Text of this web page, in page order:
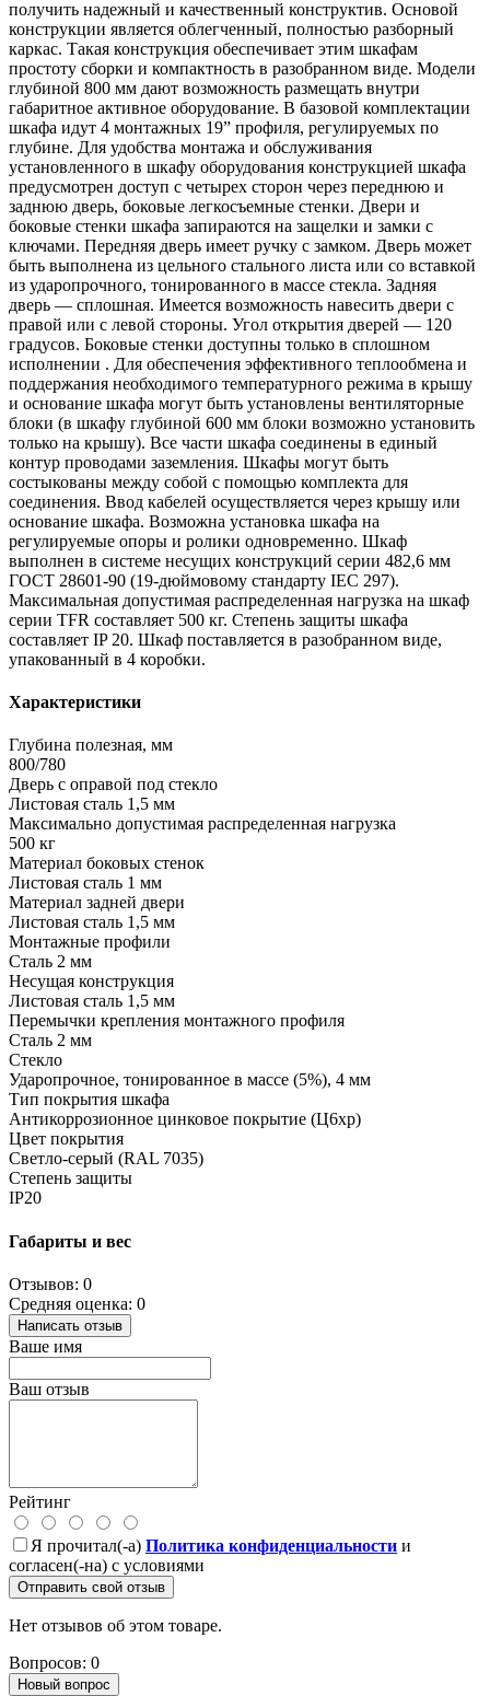
получить надежный и качественный конструктив. Основой
конструкции является облегченный, полностью разборный
каркас. Такая конструкция обеспечивает этим шкафам
простоту сборки и компактность в разобранном виде. Модели
глубиной 800 мм дают возможность размещать внутри
габаритное активное оборудование. В базовой комплектации
шкафа идут 4 монтажных 19” профиля, регулируемых по
глубине. Для удобства монтажа и обслуживания
установленного в шкафу оборудования конструкцией шкафа
предусмотрен доступ с четырех сторон через переднюю и
заднюю дверь, боковые легкосъемные стенки. Двери и
боковые стенки шкафа запираются на защелки и замки с
ключами. Передняя дверь имеет ручку с замком. Дверь может
быть выполнена из цельного стального листа или со вставкой
из ударопрочного, тонированного в массе стекла. Задняя
дверь — сплошная. Имеется возможность навесить двери с
правой или с левой стороны. Угол открытия дверей — 120
градусов. Боковые стенки доступны только в сплошном
исполнении . Для обеспечения эффективного теплообмена и
поддержания необходимого температурного режима в крышу
и основание шкафа могут быть установлены вентиляторные
блоки (в шкафу глубиной 600 мм блоки возможно установить
только на крышу). Все части шкафа соединены в единый
контур проводами заземления. Шкафы могут быть
состыкованы между собой с помощью комплекта для
соединения. Ввод кабелей осуществляется через крышу или
основание шкафа. Возможна установка шкафа на
регулируемые опоры и ролики одновременно. Шкаф
выполнен в системе несущих конструкций серии 482,6 мм
ГОСТ 28601-90 (19-дюймовому стандарту IEC 297).
Максимальная допустимая распределенная нагрузка на шкаф
серии TFR составляет 500 кг. Степень защиты шкафа
составляет IP 20. Шкаф поставляется в разобранном виде,
упакованный в 4 коробки.
Характеристики
Глубина полезная, мм
800/780
Дверь с оправой под стекло
Листовая сталь 1,5 мм
Максимально допустимая распределенная нагрузка
500 кг
Материал боковых стенок
Листовая сталь 1 мм
Материал задней двери
Листовая сталь 1,5 мм
Монтажные профили
Сталь 2 мм
Несущая конструкция
Листовая сталь 1,5 мм
Перемычки крепления монтажного профиля
Сталь 2 мм
Стекло
Ударопрочное, тонированное в массе (5%), 4 мм
Тип покрытия шкафа
Антикоррозионное цинковое покрытие (Ц6хр)
Цвет покрытия
Светло-серый (RAL 7035)
Степень защиты
IP20
Габариты и вес
Отзывов: 0
Средняя оценка: 0
Написать отзыв
Ваше имя
Ваш отзыв
Рейтинг
Я прочитал(-а) Политика конфиденциальности и
согласен(-на) с условиями
Отправить свой отзыв
Нет отзывов об этом товаре.
Вопросов: 0
Новый вопрос